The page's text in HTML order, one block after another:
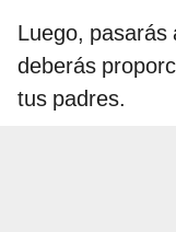
Luego, pasarás
deberás
tus padres.